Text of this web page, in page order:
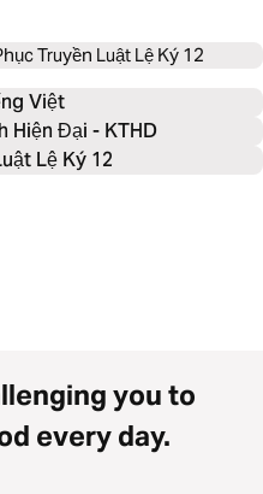
Truyền Luật Lệ Ký 12
Việt
Hiện Đại - KTHD
Lệ Ký 12
you to
every day.